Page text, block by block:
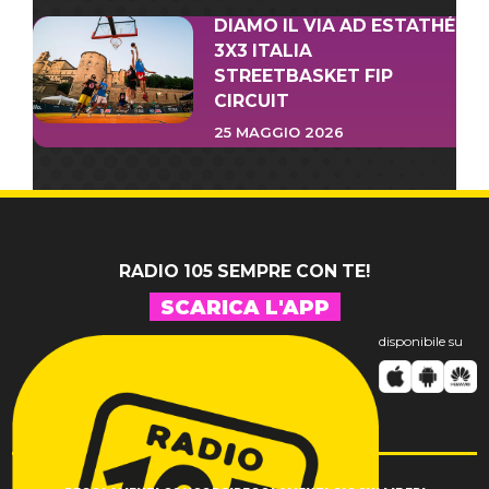
DIAMO IL VIA AD ESTATHÉ
3X3 ITALIA
STREETBASKET FIP
CIRCUIT
25 MAGGIO 2026
RADIO 105 SEMPRE CON TE!
SCARICA L'APP
disponibile su